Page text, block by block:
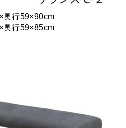
奥行59×90cm
奥行59×85cm